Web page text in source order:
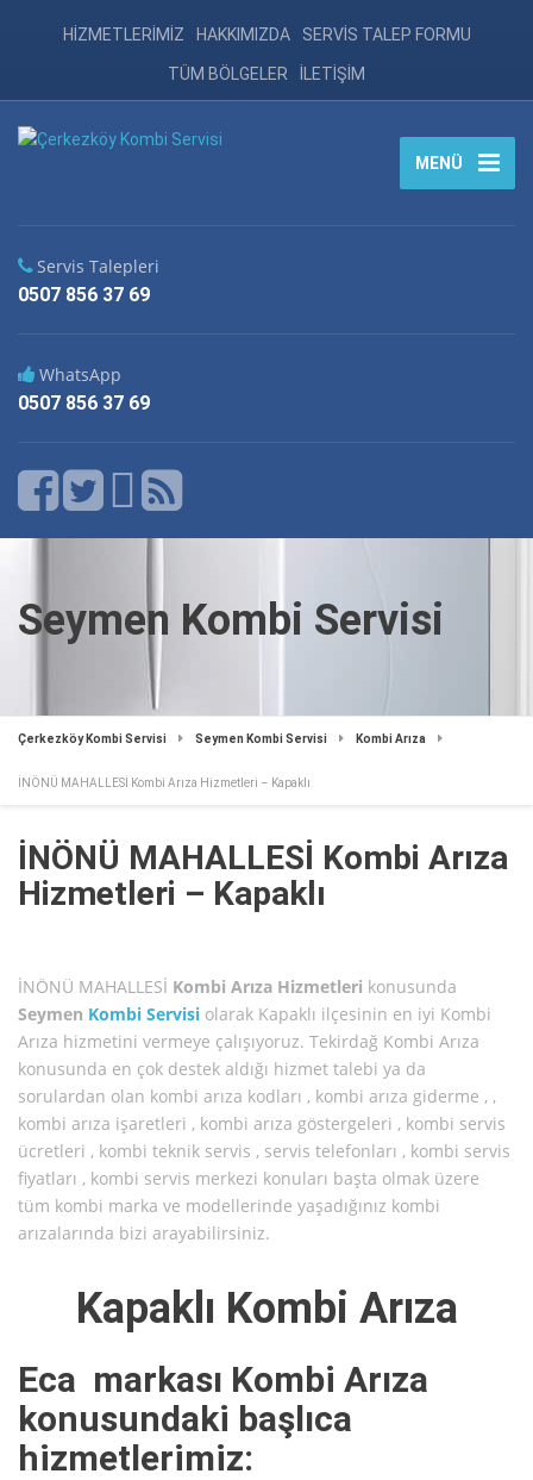
HİZMETLERİMİZ HAKKIMIZDA SERVİS TALEP FORMU
TÜM BÖLGELER İLETİŞİM
MENÜ
Servis Talepleri
0507 856 37 69
WhatsApp
0507 856 37 69
Seymen Kombi Servisi
Çerkezköy Kombi Servisi Seymen Kombi Servisi Kombi Arıza
İNÖNÜ MAHALLESİ Kombi Arıza Hizmetleri – Kapaklı
İNÖNÜ MAHALLESİ Kombi Arıza
Hizmetleri – Kapaklı
İNÖNÜ MAHALLESİ Kombi Arıza Hizmetleri konusunda
Seymen Kombi Servisi olarak Kapaklı ilçesinin en iyi Kombi
Arıza hizmetini vermeye çalışıyoruz. Tekirdağ Kombi Arıza
konusunda en çok destek aldığı hizmet talebi ya da
sorulardan olan kombi arıza kodları , kombi arıza giderme , ,
kombi arıza işaretleri , kombi arıza göstergeleri , kombi servis
ücretleri , kombi teknik servis , servis telefonları , kombi servis
fiyatları , kombi servis merkezi konuları başta olmak üzere
tüm kombi marka ve modellerinde yaşadığınız kombi
arızalarında bizi arayabilirsiniz.
Kapaklı Kombi Arıza
Eca markası Kombi Arıza
konusundaki başlıca
hizmetlerimiz: